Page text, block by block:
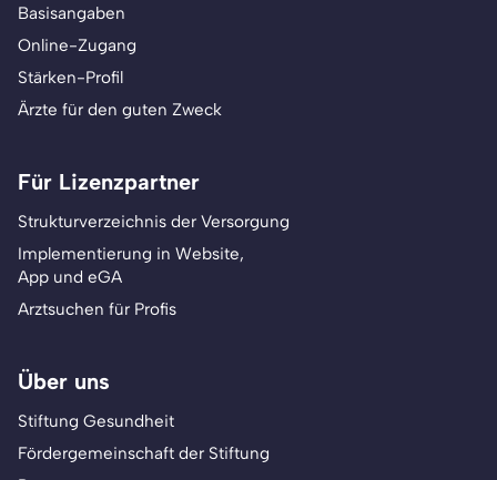
Basisangaben
Online-Zugang
Stärken-Profil
Ärzte für den guten Zweck
Für Lizenzpartner
Strukturverzeichnis der Versorgung
Implementierung in Website,
App und eGA
Arztsuchen für Profis
Über uns
Stiftung Gesundheit
Fördergemeinschaft der Stiftung